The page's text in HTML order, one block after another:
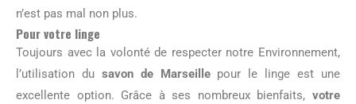
n’est pas mal non plus.
Pour votre linge
Toujours avec la volonté de respecter notre Environnement,
l’utilisation du savon de Marseillepour le linge est une
excellente option. Grâce à ses nombreux bienfaits, votre